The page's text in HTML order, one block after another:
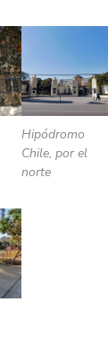
Hipódromo
Chile, por el
norte